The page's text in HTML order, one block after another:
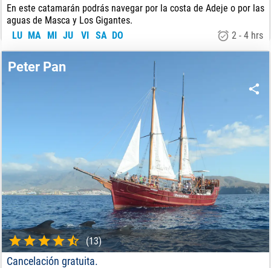
En este catamarán podrás navegar por la costa de Adeje o por las
aguas de Masca y Los Gigantes.
LU MA MI JU VI SA DO 2 - 4 hrs
(13)
Peter Pan
Cancelación gratuita.